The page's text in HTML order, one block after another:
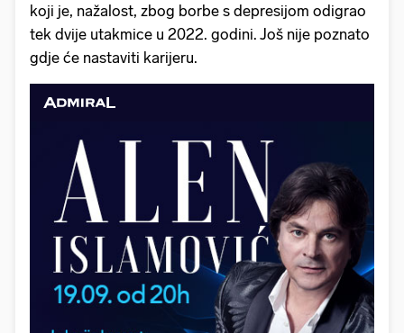
koji je, nažalost, zbog borbe s depresijom odigrao
tek dvije utakmice u 2022. godini. Još nije poznato
gdje će nastaviti karijeru.